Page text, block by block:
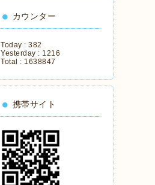
カウンター
Today : 382
Yesterday : 1216
Total : 1638847
携帯サイト